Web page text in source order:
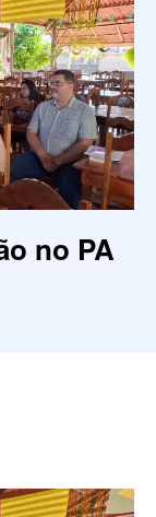
no PA